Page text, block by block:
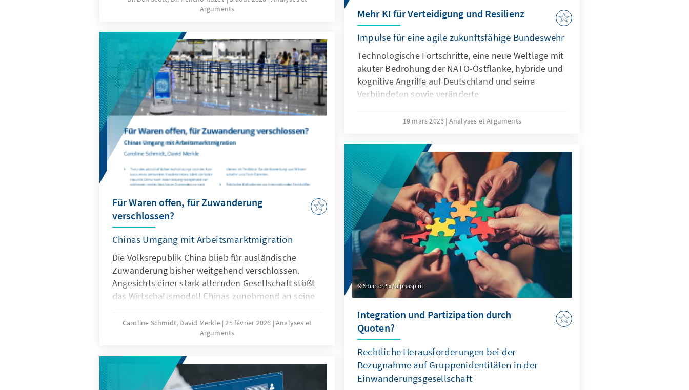
Untätigkeit marktbeherrschender Plattformen. Es
Ausnahmen verbunden werden, um die Regeln für
digitale Dienste neu auszurichten: Kinder müssen
wirksam geschützt werden, zugleich muss der Markt
für europäische Alternativen zum heutigen Oligopol
geöffnet werden.
Arguments
Mehr KI für Verteidigung und Resilienz
Impulse für eine agile zukunftsfähige Bundeswehr
Technologische Fortschritte, eine neue Weltlage mit
akuter Bedrohung der NATO-Ostflanke, hybride und
kognitive Angriffe auf Deutschland und seine
Verbündeten sowie veränderte
Bundeswehr vor neue Herausforderungen.
diesen Entwicklungen, sondern zugleich eine
Antwort. Dafür bedarf es einer KI-Strategie, die
wesentliche Herausforderungen gezielt adressiert
und die Möglichkeiten von KI nach ethischen
Richtlinien aktiv nutzt, um effizient abschrecken zu
können.
19 mars 2026 Analyses et Arguments
Für Waren offen, für Zuwanderung
verschlossen?
Chinas Umgang mit Arbeitsmarktmigration
Die Volksrepublik China blieb für ausländische
Zuwanderung bisher weitgehend verschlossen.
Angesichts einer stark alternden Gesellschaft stößt
das Wirtschaftsmodell Chinas zunehmend an seine
Fach- und Arbeitskräfte auf absehbare Zeit erfordern
könnte. Für Deutschland und Europa könnte mit
Wettbewerb um Talente entstehen.
Caroline Schmidt, David Merkle 25 février 2026 Analyses et
Arguments
SmarterPix / alphaspirit
Integration und Partizipation durch
Quoten?
Rechtliche Herausforderungen bei der
Bezugnahme auf Gruppenidentitäten in der
Einwanderungsgesellschaft